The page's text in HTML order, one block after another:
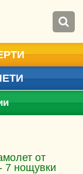
от
7 нощувки